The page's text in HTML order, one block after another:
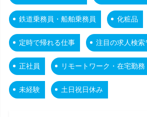
鉄道乗務員・船舶乗務員 化粧品
定時で帰れる仕事 注目の求人検索
正社員 リモートワーク・在宅勤務
未経験 土日祝日休み